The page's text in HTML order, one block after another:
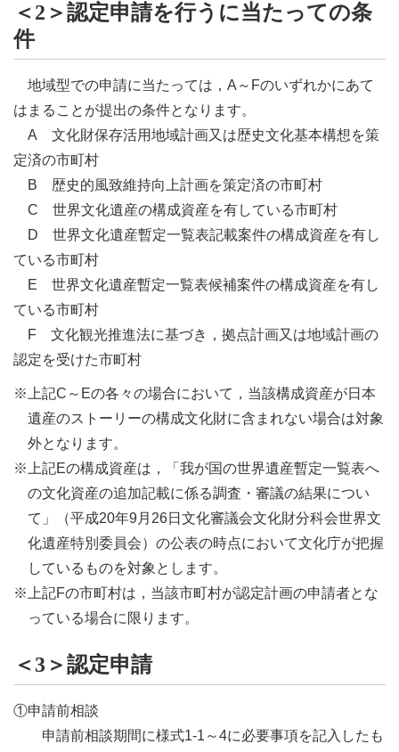
＜2＞認定申請を行うに当たっての条
件
地域型での申請に当たっては，A～Fのいずれかにあて
はまることが提出の条件となります。
A
文化財保存活用地域計画又は歴史文化基本構想を策
定済の市町村
B
歴史的風致維持向上計画を策定済の市町村
C
世界文化遺産の構成資産を有している市町村
D
世界文化遺産暫定一覧表記載案件の構成資産を有し
ている市町村
E
世界文化遺産暫定一覧表候補案件の構成資産を有し
ている市町村
F
文化観光推進法に基づき，拠点計画又は地域計画の
認定を受けた市町村
※上記C～Eの各々の場合において，当該構成資産が日本
遺産のストーリーの構成文化財に含まれない場合は対象
外となります。
※上記Eの構成資産は，「我が国の世界遺産暫定一覧表へ
の文化資産の追加記載に係る調査・審議の結果につい
て」（平成20年9月26日文化審議会文化財分科会世界文
化遺産特別委員会）の公表の時点において文化庁が把握
しているものを対象とします。
※上記Fの市町村は，当該市町村が認定計画の申請者とな
っている場合に限ります。
＜3＞認定申請
①申請前相談
申請前相談期間に様式1-1～4に必要事項を記入したも